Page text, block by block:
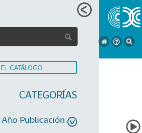
CATÁLOGO
CATEGORÍAS
Año Publicación